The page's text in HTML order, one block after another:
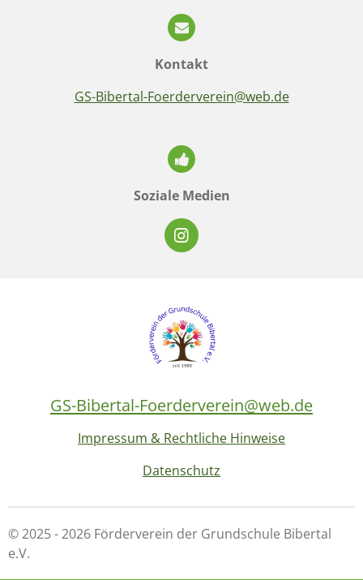
Kontakt
GS-Bibertal-Foerderverein@web.de
Soziale Medien
I
n
g
r
a
m
GS-Bibertal-Foerderverein@web.de
Impressum & Rechtliche Hinweise
Datenschutz
© 2025 - 2026 Förderverein der Grundschule Bibertal
e.V.